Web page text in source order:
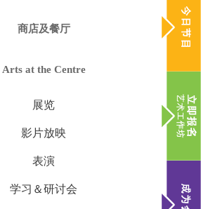
商店及餐厅
Arts at the Centre
展览
影片放映
表演
学习＆研讨会